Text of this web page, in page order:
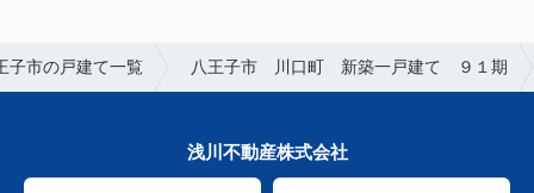
子市の戸建て一覧 八王子市 川口町 新築一戸建て ９１期
浅川不動産株式会社